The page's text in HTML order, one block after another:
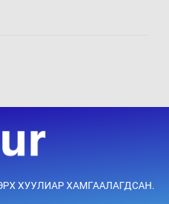
тогтоох нь
медаль хүртэв
ЭРХ ХУУЛИАР ХАМГААЛАГДСАН.